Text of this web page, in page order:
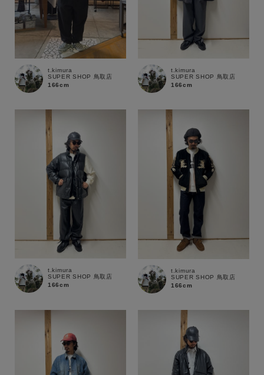
t.kimura
SUPER SHOP 鳥取店
166cm
t.kimura
SUPER SHOP 鳥取店
166cm
t.kimura
SUPER SHOP 鳥取店
166cm
t.kimura
SUPER SHOP 鳥取店
166cm